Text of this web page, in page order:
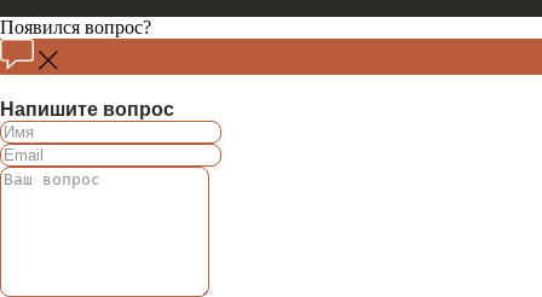
Появился вопрос?
Напишите вопрос